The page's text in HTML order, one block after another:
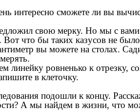
интересно сможете ли вы
свою мерку. Но мы с
Вот что бы таких казусов не
вы можете на столах.
линейку ровненько к отрезку,
в клеточку.
подошли к концу.
А мы найдем в жизни, что